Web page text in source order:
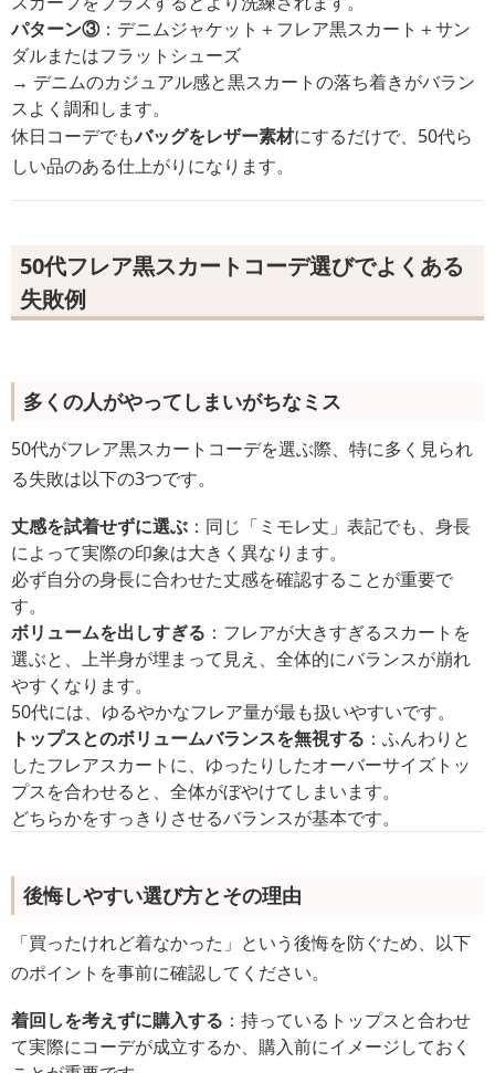
パターン③：デニムジャケット＋フレア黒スカート＋サン
ダルまたはフラットシューズ
→ デニムのカジュアル感と黒スカートの落ち着きがバラン
スよく調和します。
休日コーデでもバッグをレザー素材にするだけで、50代ら
しい品のある仕上がりになります。
50代フレア黒スカートコーデ選びでよくある
失敗例
多くの人がやってしまいがちなミス
50代がフレア黒スカートコーデを選ぶ際、特に多く見られ
る失敗は以下の3つです。
丈感を試着せずに選ぶ ：同じ「ミモレ丈」表記でも、身長
によって実際の印象は大きく異なります。
必ず自分の身長に合わせた丈感を確認することが重要で
す。
ボリュームを出しすぎる ：フレアが大きすぎるスカートを
選ぶと、上半身が埋まって見え、全体的にバランスが崩れ
やすくなります。
50代には、ゆるやかなフレア量が最も扱いやすいです。
トップスとのボリュームバランスを無視する ：ふんわりと
したフレアスカートに、ゆったりしたオーバーサイズトッ
プスを合わせると、全体がぼやけてしまいます。
どちらかをすっきりさせるバランスが基本です。
後悔しやすい選び方とその理由
「買ったけれど着なかった」という後悔を防ぐため、以下
のポイントを事前に確認してください。
着回しを考えずに購入する ：持っているトップスと合わせ
て実際にコーデが成立するか、購入前にイメージしておく